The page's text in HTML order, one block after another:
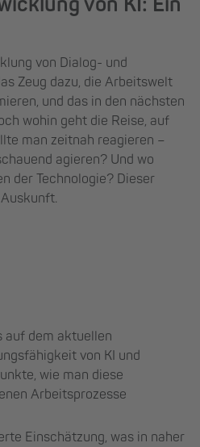
von Dialog- und
Zeug dazu, die Arbeitswelt
und das in den nächsten
wohin geht die Reise, auf
man zeitnah reagieren –
agieren? Und wo
der Technologie? Dieser
auf dem aktuellen
von KI und
wie man diese
Arbeitsprozesse
Einschätzung, was in naher